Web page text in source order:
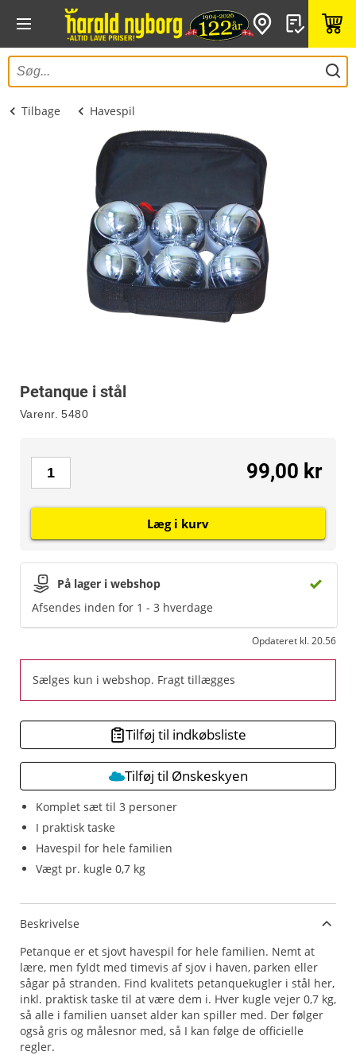
Tilbage Havespil
Petanque i stål
Varenr. 5480
Komplet sæt til 3 personer
I praktisk taske
Havespil for hele familien
Vægt pr. kugle 0,7 kg
På lager i webshop
Afsendes inden for 1 - 3 hverdage
Opdateret kl. 20.56
Sælges kun i webshop. Fragt tillægges
99,00 kr
Læg i kurv
Tilføj til indkøbsliste
Tilføj til Ønskeskyen
Beskrivelse
Petanque er et sjovt havespil for hele familien. Nemt at
lære, men fyldt med timevis af sjov i haven, parken eller
sågar på stranden. Find kvalitets petanquekugler i stål her,
inkl. praktisk taske til at være dem i. Hver kugle vejer 0,7 kg,
så alle i familien uanset alder kan spiller med. Der følger
også gris og målesnor med, så I kan følge de officielle
regler.